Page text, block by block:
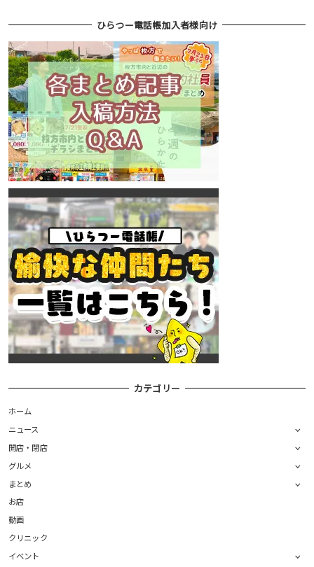
ひらつー電話帳加入者様向け
カテゴリー
ホーム
ニュース
開店・閉店
グルメ
まとめ
お店
動画
クリニック
イベント